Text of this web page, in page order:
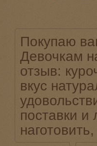
Покупаю
Девочкам
отзыв:
вкус
поставки и